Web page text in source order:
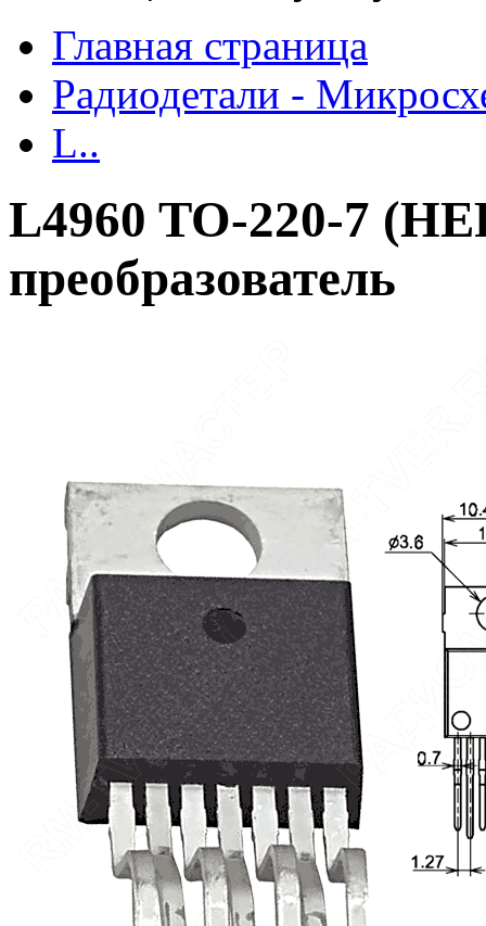
Главная страница
Радиодетали -
L..
L4960 TO-220-7
преобразователь